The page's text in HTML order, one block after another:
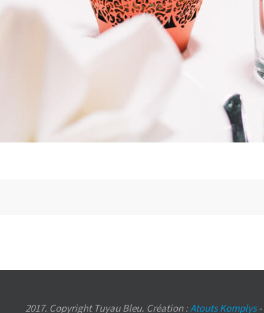
2017. Copyright Tuyau Bleu. Création :Atouts Komplys-